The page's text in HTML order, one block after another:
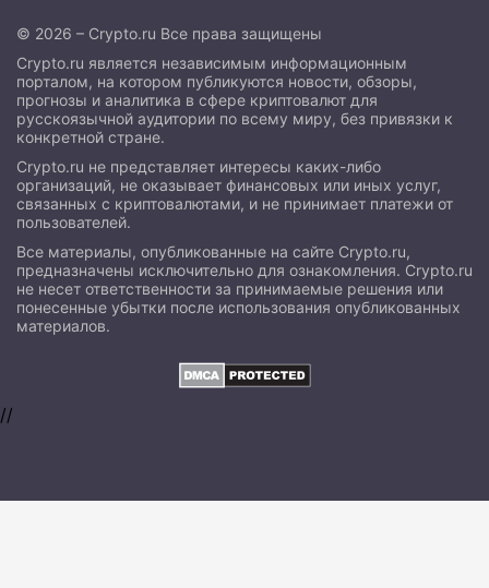
© 2026 – Crypto.ru Все права защищены
Crypto.ru является независимым информационным
порталом, на котором публикуются новости, обзоры,
прогнозы и аналитика в сфере криптовалют для
русскоязычной аудитории по всему миру, без привязки к
конкретной стране.
Crypto.ru не представляет интересы каких-либо
организаций, не оказывает финансовых или иных услуг,
связанных с криптовалютами, и не принимает платежи от
пользователей.
Все материалы, опубликованные на сайте Crypto.ru,
предназначены исключительно для ознакомления. Crypto.ru
не несет ответственности за принимаемые решения или
понесенные убытки после использования опубликованных
материалов.
//